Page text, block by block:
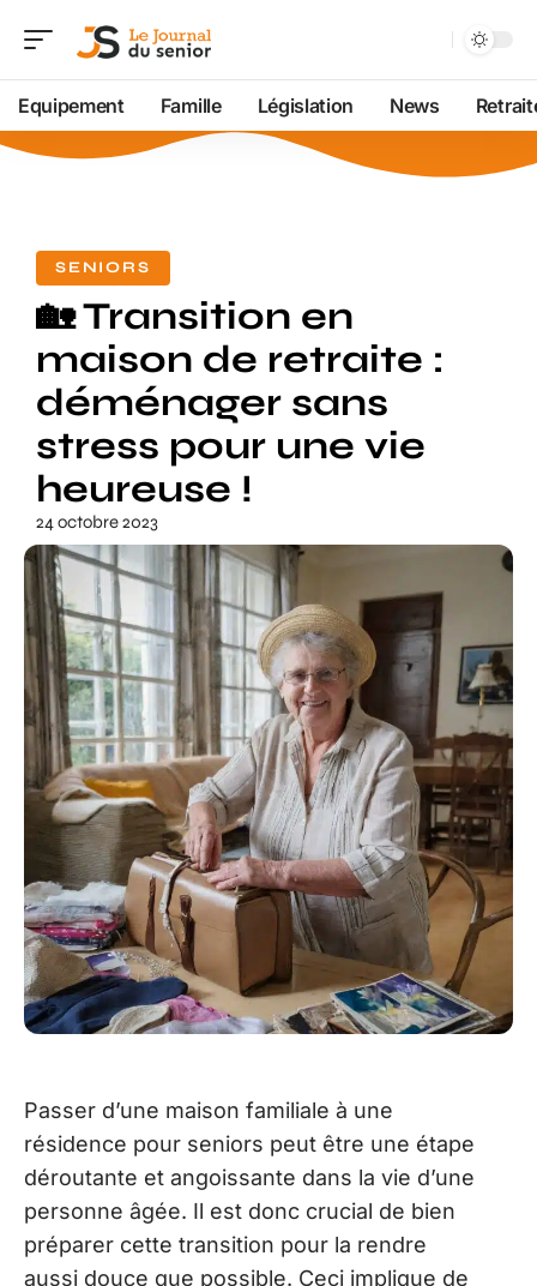
Equipement Famille Législation News
SENIORS
🏡 Transition en
maison de retraite :
déménager sans
stress pour une vie
heureuse !
24 octobre 2023
Passer d’une maison familiale à une
résidence pour seniors peut être une étape
déroutante et angoissante dans la vie d’une
personne âgée. Il est donc crucial de bien
préparer cette transition pour la rendre
aussi douce que possible. Ceci implique de